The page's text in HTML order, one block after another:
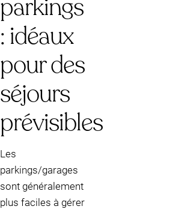
parkings
: idéaux
pour des
séjours
prévisibles
Les
parkings/garages
sont généralement
plus faciles à gérer